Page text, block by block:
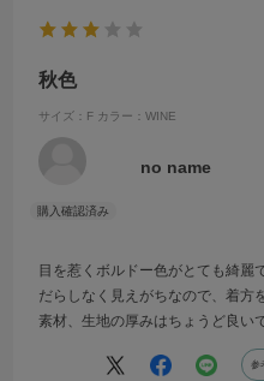
秋色
サイズ：F カラー：WINE
no name
目を惹くボルドー色がとても綺麗
だらしなく見えがちなので、着方
素材、生地の厚みはちょうど良い
参